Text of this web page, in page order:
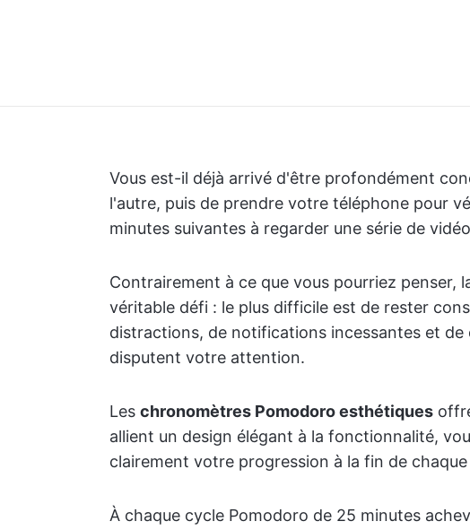
Vous est-il déjà arrivé d'être profondément
l'autre, puis de prendre votre téléphone pour
minutes suivantes à regarder une série de
Contrairement à ce que vous pourriez penser,
véritable défi : le plus difficile est de rester
distractions, de notifications incessantes et
disputent votre attention.
Les chronomètres Pomodoro esthétiques
allient un design élégant à la fonctionnalité,
clairement votre progression à la fin de chaque
À chaque cycle Pomodoro de 25 minutes